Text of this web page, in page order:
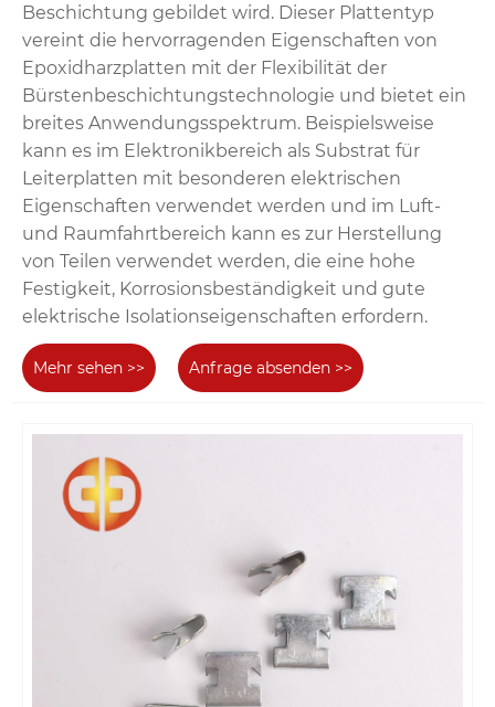
Beschichtung gebildet wird. Dieser Plattentyp
vereint die hervorragenden Eigenschaften von
Epoxidharzplatten mit der Flexibilität der
Bürstenbeschichtungstechnologie und bietet ein
breites Anwendungsspektrum. Beispielsweise
kann es im Elektronikbereich als Substrat für
Leiterplatten mit besonderen elektrischen
Eigenschaften verwendet werden und im Luft-
und Raumfahrtbereich kann es zur Herstellung
von Teilen verwendet werden, die eine hohe
Festigkeit, Korrosionsbeständigkeit und gute
elektrische Isolationseigenschaften erfordern.
Mehr sehen >> Anfrage absenden >>